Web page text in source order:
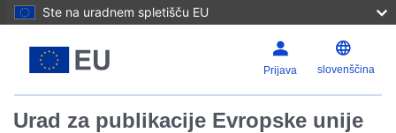
Ste na uradnem spletišču EU
Prijava slovenščina
Urad za publikacije Evropske unije